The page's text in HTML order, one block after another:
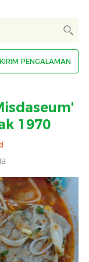
KIRIM PENGALAMAN
1970